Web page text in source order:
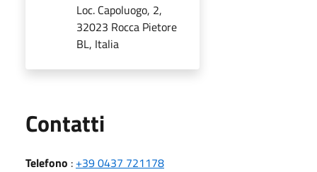
Loc. Capoluogo, 2,
32023 Rocca Pietore
BL, Italia
Contatti
Telefono : +39 0437 721178